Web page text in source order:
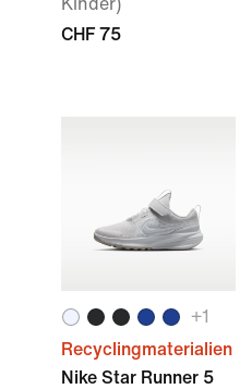
Kinder)
CHF 75
+1
Recyclingmaterialien
Nike Star Runner 5